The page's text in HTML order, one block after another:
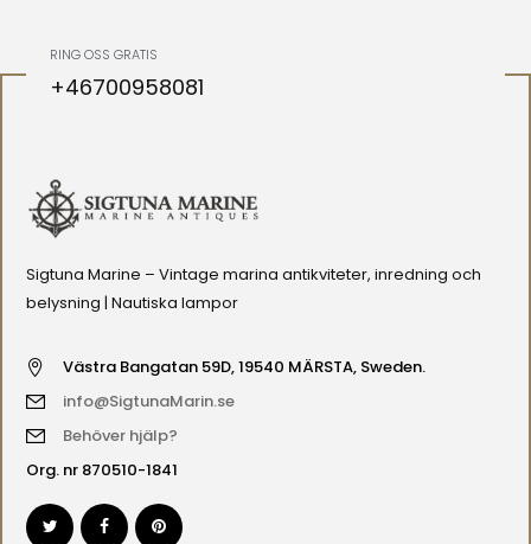
RING OSS GRATIS
+46700958081
Sigtuna Marine – Vintage marina antikviteter, inredning och
belysning | Nautiska lampor
Västra Bangatan 59D, 19540 MÄRSTA, Sweden.
info@SigtunaMarin.se
Behöver hjälp?
Org. nr 870510-1841